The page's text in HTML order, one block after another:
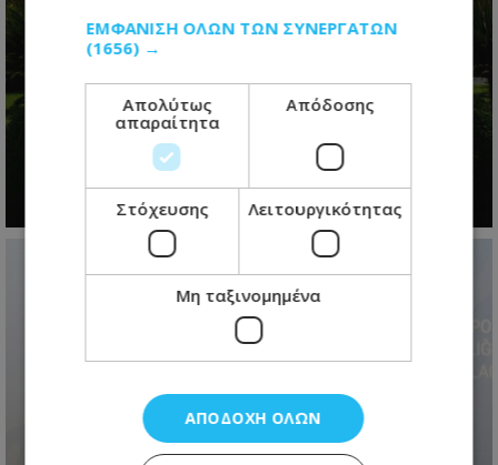
μεγάλο παζλ των συμμαχιών και η
μετακίνηση των κομματικών
ισορροπιών
09.08.2026 - 07:18
ΕΜΦΆΝΙΣΗ ΌΛΩΝ ΤΩΝ ΣΥΝΕΡΓΑΤΏΝ
(1656) →
Απολύτως
απαραίτητα
Απόδοσης
Στόχευσης Λειτουργικότητας
Μη ταξινομημένα
ΑΠΟΔΟΧΉ ΌΛΩΝ